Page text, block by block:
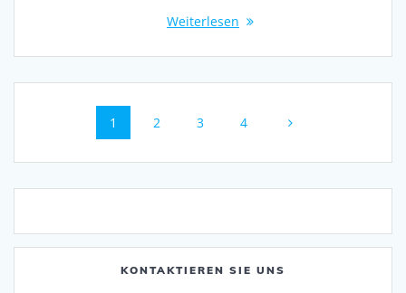
Weiterlesen
Beitragsnavigation
Seite
1 Seite
2 Seite
3 Seite
4
KONTAKTIEREN SIE UNS